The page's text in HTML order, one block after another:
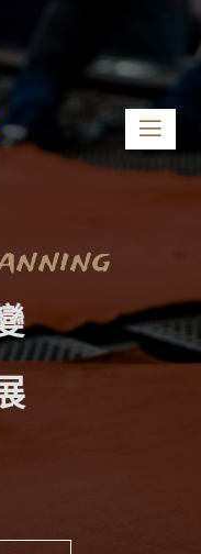
: Mon-Fri 08:00 – 17:00